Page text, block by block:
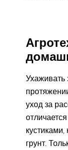
уход за
грунт.